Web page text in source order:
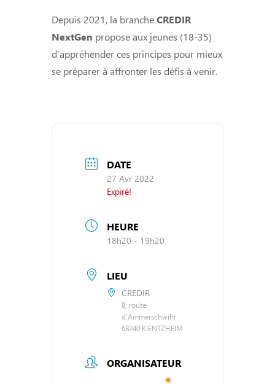
Depuis 2021, la brancheCREDIR
NextGen propose aux jeunes (18-35)
d’appréhender ces principes pour mieux
se préparer à affronter les défis à venir.
DATE
27 Avr 2022
Expiré!
HEURE
18h20 - 19h20
LIEU
CREDIR
8, route
d'Ammerschwihr
68240 KIENTZHEIM
ORGANISATEUR